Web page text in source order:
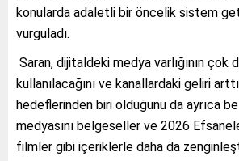
konularda adaletli bir öncelik sistem
vurguladı.
Saran, dijitaldeki medya varlığının çok
kullanılacağını ve kanallardaki geliri
hedeflerinden biri olduğunu da ayrıca
medyasını belgeseller ve 2026
filmler gibi içeriklerle daha da